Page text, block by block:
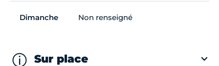
Dimanche Non renseigné
Sur place